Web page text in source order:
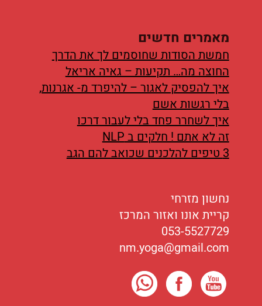
מאמרים חדשים
חמשת הסודות שחוסמים לך את הדרך
החוצה מה… תקיעות – גאיה אריאל
איך להפסיק לאגור – להיפרד מ- אגרנות,
בלי רגשות אשם
איך לשחרר פחד בלי לעבור דרכו
זה לא אתם ! חלקים ב NLP
3 טיפים להלכנים שכואב להם הגב
נחשון מזרחי
קריית אונו ואזור המרכז
053-5527729
nm.yoga@gmail.com